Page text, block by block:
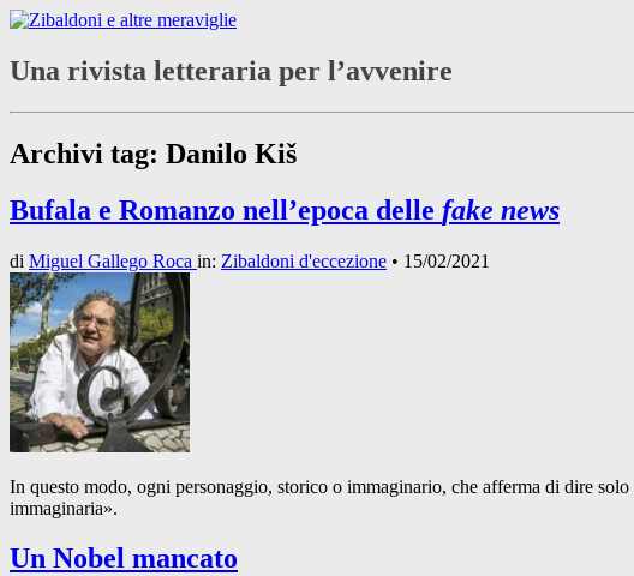
Una rivista letteraria per l’avvenire
Archivi tag: Danilo Kiš
Bufala e Romanzo nell’epoca delle fake news
di Miguel Gallego Roca in: Zibaldoni d'eccezione • 15/02/2021
In questo modo, ogni personaggio, storico o immaginario, che afferma di dire
immaginaria».
Un Nobel mancato